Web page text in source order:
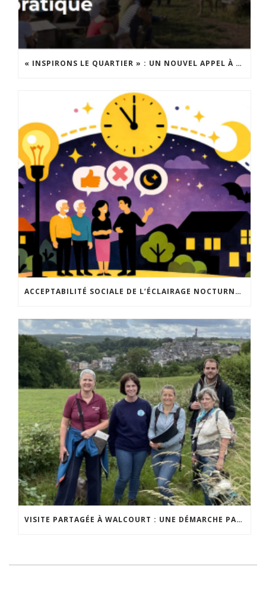
« INSPIRONS LE QUARTIER » : UN NOUVEL APPEL À PROJETS EST LANCÉ !
ACCEPTABILITÉ SOCIALE DE L’ÉCLAIRAGE NOCTURNE : LE REPLAY EST DISPONIBLE
VISITE PARTAGÉE À WALCOURT : UNE DÉMARCHE PARTICIPATIVE ANIMÉE PAR ESPACE ENVIRONNEMENT